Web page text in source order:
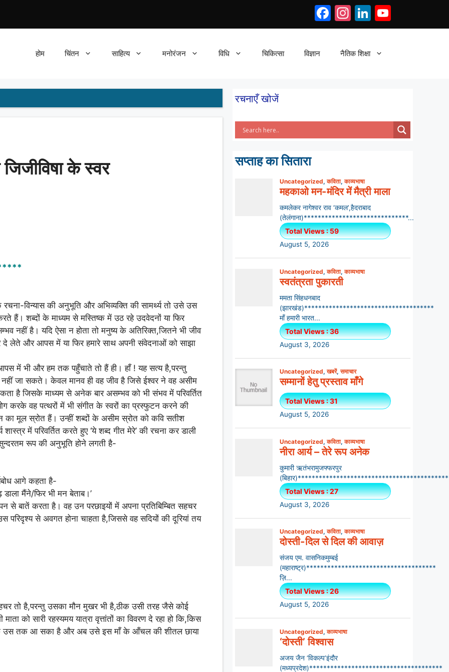
Facebook
Instagram
LinkedIn
होम चिंतन साहित्य मनोरंजन विधि चिकित्सा विज्ञान नैतिक शिक्षा
के स्वर
विन्यास की अनुभूति और अभिव्यक्ति की सामर्थ्य तो उसे उस
हैं। शब्दों के माध्यम से मस्तिष्क में उठ रहे उदवेदनों या फिर
नहीं है। यदि ऐसा न होता तो मनुष्य के अतिरिक्त,जितने भी जीव
दे लेते और आपस में या फिर हमारे साथ अपनी संवेदनाओं को साझा
में भी और हम तक पहुँचाते तो हैं ही। हाँ ! यह सत्य है,परन्तु
जा सकते। केवल मानव ही वह जीव है जिसे ईश्वर ने वह असीम
है जिसके माध्यम से अनेक बार असम्भव को भी संभव में परिवर्तित
करके वह पत्थरों में भी संगीत के स्वरों का प्रस्फुटन करने की
का मूल स्रोत हैं। उन्हीं शब्दों के असीम स्रोत को कवि सतीश
में परिवर्तित करते हुए ‘ये शब्द गीत मेरे’ की रचना कर डाली
रूप की अनुभूति होने लगती है-
आगे कहता है-
मैंने/फिर भी मन बेताब।’
बातें करता है। वह उन परछाइयों में अपना प्रतिबिम्बित सहचर
से अवगत होना चाहता है,जिससे वह सदियों की दूरियां तय
तो है,परन्तु उसका मौन मुखर भी है,ठीक उसी तरह जैसे कोई
को सारी रहस्यमय यात्रा वृत्तांतों का विवरण दे रहा हो कि,किस
उस तक आ सका है और अब उसे इस माँ के आँचल की शीतल छाया
रचनाएँ खोजें
सप्ताह का सितारा